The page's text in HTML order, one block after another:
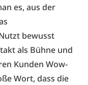
es, aus der
bewusst
als Bühne und
Kunden Wow-
Wort, dass die